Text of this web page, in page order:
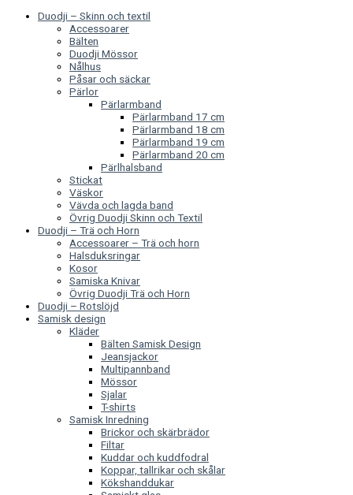
Duodji – Skinn och textil
Accessoarer
Bälten
Duodji Mössor
Nålhus
Påsar och säckar
Pärlor
Pärlarmband
Pärlarmband 17 cm
Pärlarmband 18 cm
Pärlarmband 19 cm
Pärlarmband 20 cm
Pärlhalsband
Stickat
Väskor
Vävda och lagda band
Övrig Duodji Skinn och Textil
Duodji – Trä och Horn
Accessoarer – Trä och horn
Halsduksringar
Kosor
Samiska Knivar
Övrig Duodji Trä och Horn
Duodji – Rotslöjd
Samisk design
Kläder
Bälten Samisk Design
Jeansjackor
Multipannband
Mössor
Sjalar
T-shirts
Samisk Inredning
Brickor och skärbrädor
Filtar
Kuddar och kuddfodral
Koppar, tallrikar och skålar
Kökshanddukar